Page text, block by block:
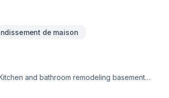
de maison
and bathroom remodeling basement